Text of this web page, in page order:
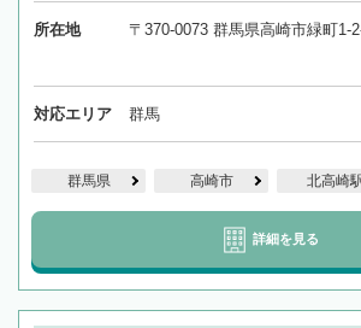
所在地 〒370-0073 群馬県高崎市緑町1-
対応エリア 群馬
群馬県 高崎市 北高崎
詳細を見る